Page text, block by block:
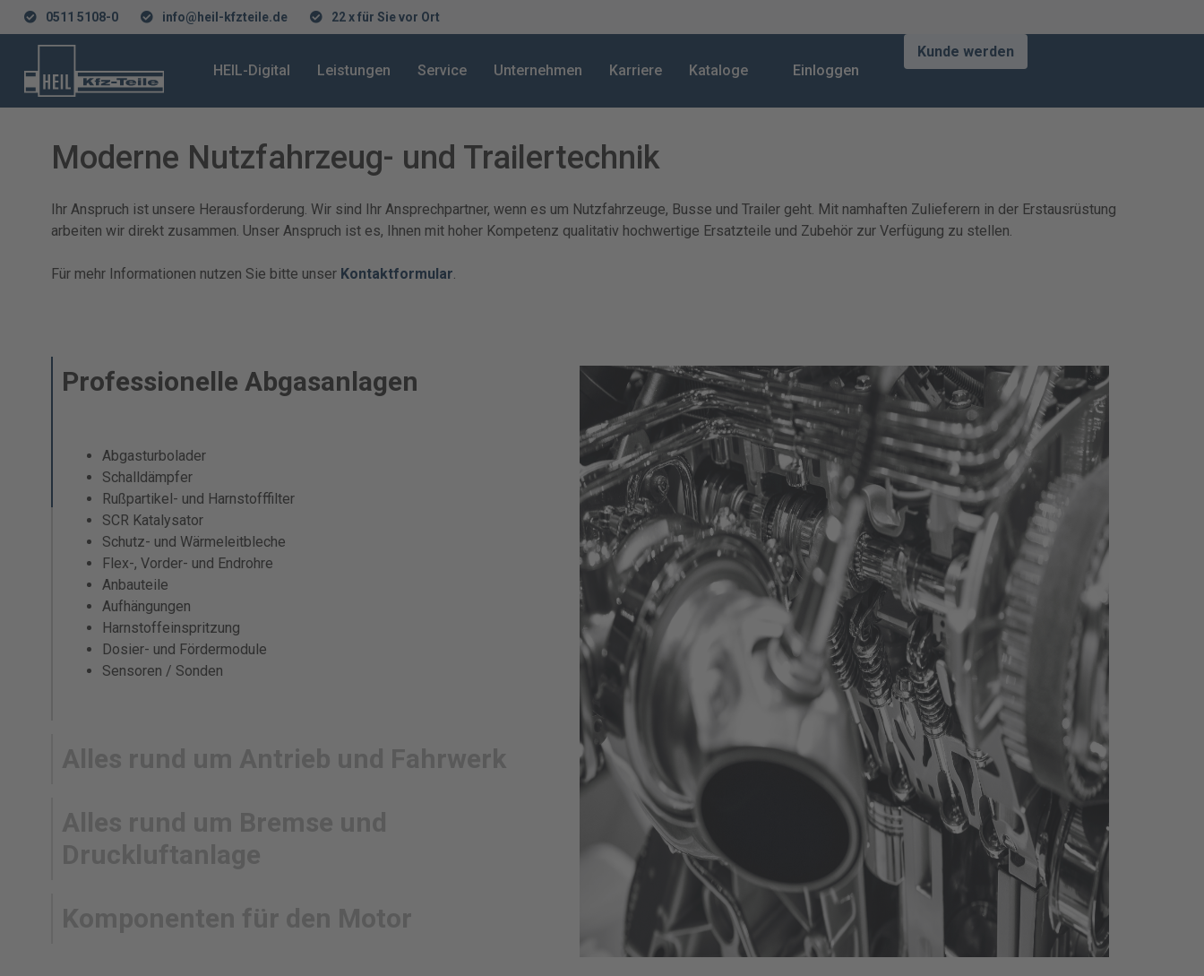
0511 5108-0 info@heil-kfzteile.de 22 x für Sie vor Ort
HEIL-Digital Leistungen Service Unternehmen Karriere Kataloge Einloggen
Kunde werden
Moderne Nutzfahrzeug- und Trailertechnik
Ihr Anspruch ist unsere Herausforderung. Wir sind Ihr Ansprechpartner, wenn es um Nutzfahrzeuge, Busse und Trailer geht. Mit namhaften Zulieferern in der Erstausrüstung
arbeiten wir direkt zusammen. Unser Anspruch ist es, Ihnen mit hoher Kompetenz qualitativ hochwertige Ersatzteile und Zubehör zur Verfügung zu stellen.
Für mehr Informationen nutzen Sie bitte unser Kontaktformular.
Professionelle Abgasanlagen
Abgasturbolader
Schalldämpfer
Rußpartikel- und Harnstofffilter
SCR Katalysator
Schutz- und Wärmeleitbleche
Flex-, Vorder- und Endrohre
Anbauteile
Aufhängungen
Harnstoffeinspritzung
Dosier- und Fördermodule
Sensoren / Sonden